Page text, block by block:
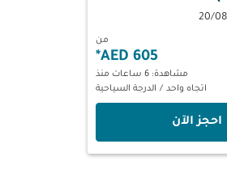
من
605 AED
*
مشاهدة: 6 ساعات منذ
اتجاه واحد / الدرجة السياحية
‫احجز الآن‬